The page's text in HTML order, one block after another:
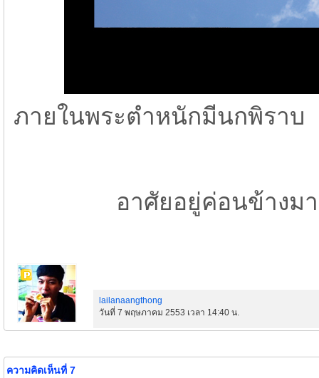
ภายในพระตำหนักมีนกพิราบ
อาศัยอยู่ค่อนข้างมาก ก็
lailanaangthong
วันที่ 7 พฤษภาคม 2553 เวลา 14:40 น.
ความคิดเห็นที่ 7